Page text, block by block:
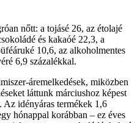
nőtt: a tojásé 26, az étolajé
és kakaóé 22,3, a
10,6, az alkoholmentes
6,9 százalékkal.
áremelkedések, miközben
láttunk márciushoz képest
Az idényáras termékek 1,6
hónappal korábban – ez éves